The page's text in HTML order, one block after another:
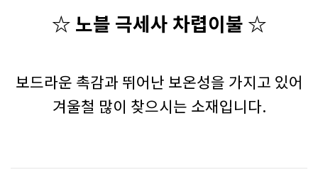
☆ 노블 극세사 차렵이불 ☆
보드라운 촉감과 뛰어난 보온성을 가지고 있어
겨울철 많이 찾으시는 소재입니다.